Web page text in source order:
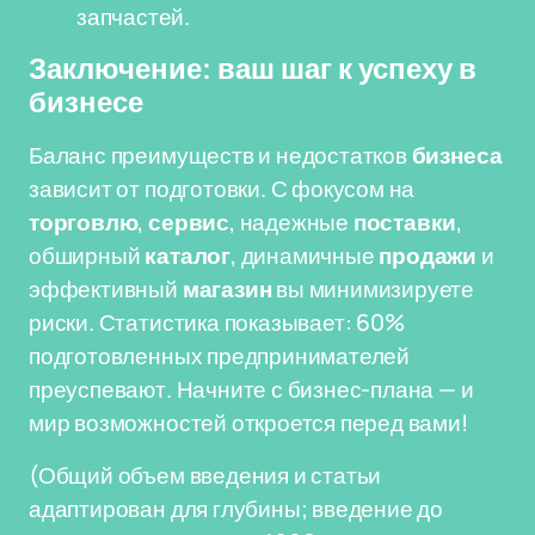
запчастей.
Заключение: ваш шаг к успеху в
бизнесе
Баланс преимуществ и недостатковбизнеса
зависит от подготовки. С фокусом на
торговлю,сервис, надежные поставки,
обширныйкаталог, динамичныепродажи и
эффективный магазинвы минимизируете
риски. Статистика показывает: 60%
подготовленных предпринимателей
преуспевают. Начните с бизнес-плана — и
мир возможностей откроется перед вами!
(Общий объем введения и статьи
адаптирован для глубины; введение до